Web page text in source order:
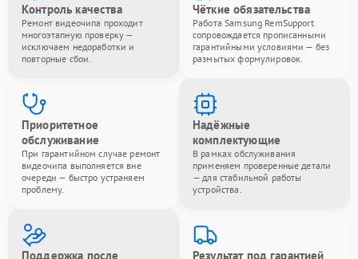
Контроль качества
Ремонт видеочипа проходит
многоэтапную проверку —
исключаем недоработки и
повторные сбои.
Чёткие обязательства
Работа Samsung RemSupport
сопровождается прописанными
гарантийными условиями — без
размытых формулировок.
Приоритетное
обслуживание
При гарантийном случае ремонт
видеочипа выполняется вне
очереди — быстро устраняем
проблему.
Надёжные
комплектующие
В рамках обслуживания
применяем проверенные детали
— для стабильной работы
устройства.
Поддержка после Результат под гарантией